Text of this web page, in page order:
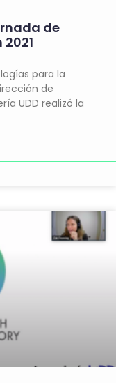
de
para la
de
UDD realizó la